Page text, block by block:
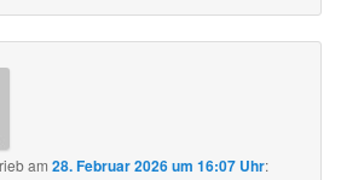
am28. Februar 2026 um 16:07 Uhr: